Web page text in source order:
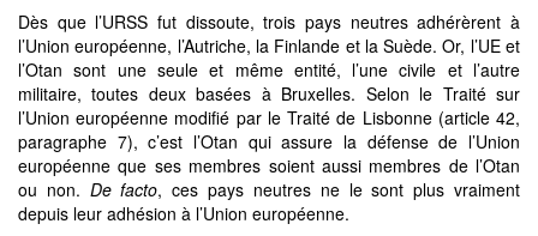
Dès que l’URSS fut dissoute, trois pays neutres adhérèrent à
l’Union européenne, l’Autriche, la Finlande et la Suède. Or, l’UE et
l’Otan sont une seule et même entité, l’une civile et l’autre
militaire, toutes deux basées à Bruxelles. Selon le Traité sur
l’Union européenne modifié par le Traité de Lisbonne (article 42,
paragraphe 7), c’est l’Otan qui assure la défense de l’Union
européenne que ses membres soient aussi membres de l’Otan
ou non. De facto, ces pays neutres ne le sont plus vraiment
depuis leur adhésion à l’Union européenne.